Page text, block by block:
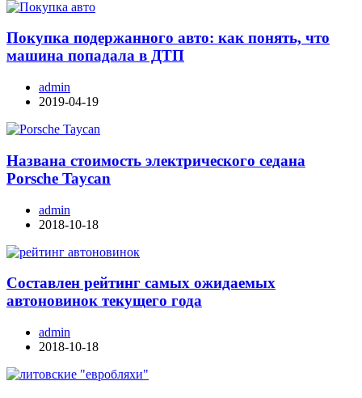
Покупка подержанного авто: как понять, что
машина попадала в ДТП
admin
2019-04-19
Названа стоимость электрического седана
Porsche Taycan
admin
2018-10-18
Составлен рейтинг самых ожидаемых
автоновинок текущего года
admin
2018-10-18